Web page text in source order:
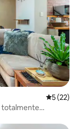
5 de uma
5 (22)
totalmente